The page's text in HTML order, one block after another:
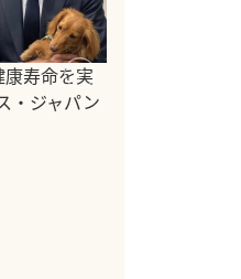
寿命を実
・ジャパン